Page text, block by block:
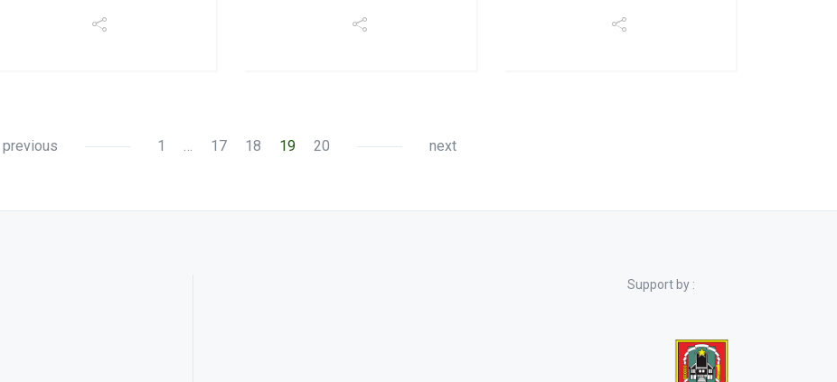
previous 1 … 17 18 19 20 next
Support by :